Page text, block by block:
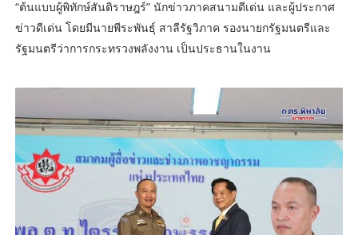
“ต้นแบบผู้พิทักษ์สันติราษฎร์” นักข่าวภาคสนามดีเด่น และผู้ประกาศ
ข่าวดีเด่น โดยมีนายพีระพันธุ์ สาลีรัฐวิภาค รองนายกรัฐมนตรีและ
รัฐมนตรีว่าการกระทรวงพลังงาน เป็นประธานในงาน